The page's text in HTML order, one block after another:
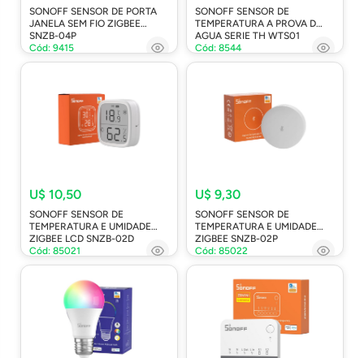
SONOFF SENSOR DE PORTA
JANELA SEM FIO ZIGBEE
SNZB-04P
Cód: 9415
SONOFF SENSOR DE
TEMPERATURA A PROVA D
AGUA SERIE TH WTS01
Cód: 8544
U$ 10,50
SONOFF SENSOR DE
TEMPERATURA E UMIDADE
ZIGBEE LCD SNZB-02D
Cód: 85021
U$ 9,30
SONOFF SENSOR DE
TEMPERATURA E UMIDADE
ZIGBEE SNZB-02P
Cód: 85022